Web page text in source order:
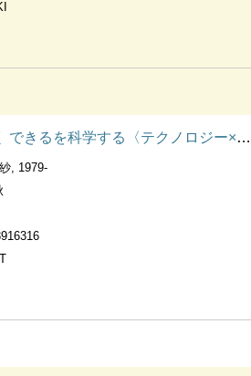
きるを科学する〈テクノロジー×身体〉
, 1979-